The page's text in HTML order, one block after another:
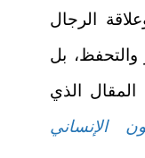
الرجال
والتحفظ، بل
الذي
الإنساني